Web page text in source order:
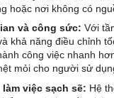
hoặc nơi không có
và công sức: Với
khả năng điều chỉnh
công việc nhanh
mỏi cho người sử
việc sạch sẽ: Hệ